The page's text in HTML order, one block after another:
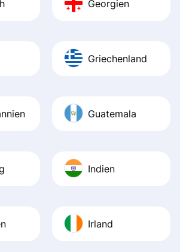
Georgien
Griechenland
Guatemala
Indien
Irland